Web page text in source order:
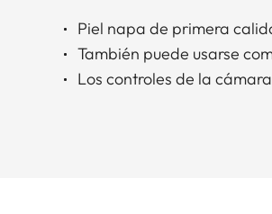
Piel napa de primera
También puede usarse
Los controles de la